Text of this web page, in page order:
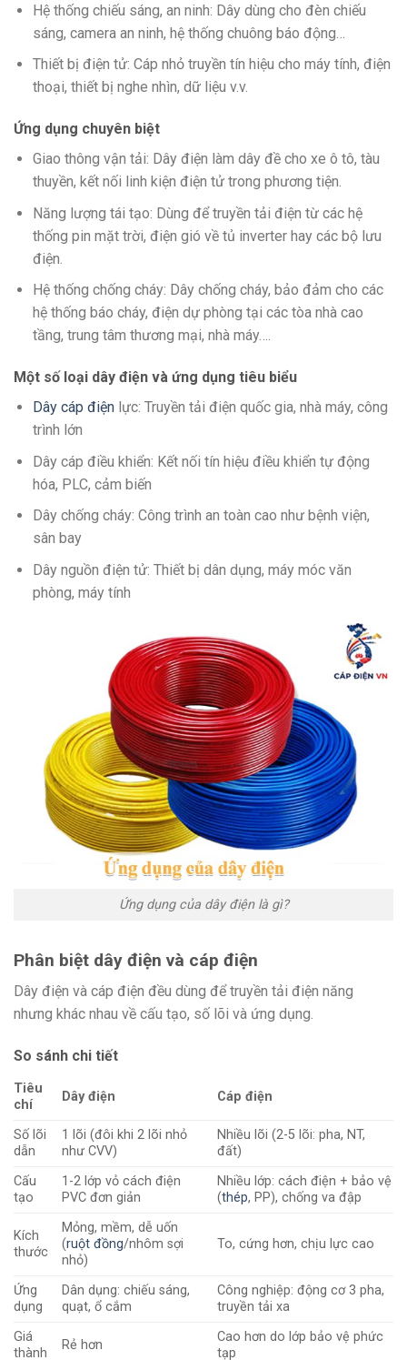
Hệ thống chiếu sáng, an ninh: Dây dùng cho đèn chiếu
sáng, camera an ninh, hệ thống chuông báo động…
Thiết bị điện tử: Cáp nhỏ truyền tín hiệu cho máy tính, điện
thoại, thiết bị nghe nhìn, dữ liệu v.v.
Ứng dụng chuyên biệt
Giao thông vận tải: Dây điện làm dây đề cho xe ô tô, tàu
thuyền, kết nối linh kiện điện tử trong phương tiện.
Năng lượng tái tạo: Dùng để truyền tải điện từ các hệ
thống pin mặt trời, điện gió về tủ inverter hay các bộ lưu
điện.
Hệ thống chống cháy: Dây chống cháy, bảo đảm cho các
hệ thống báo cháy, điện dự phòng tại các tòa nhà cao
tầng, trung tâm thương mại, nhà máy….
Một số loại dây điện và ứng dụng tiêu biểu
Dây cáp điệnlực: Truyền tải điện quốc gia, nhà máy, công
trình lớn
Dây cáp điều khiển: Kết nối tín hiệu điều khiển tự động
hóa, PLC, cảm biến
Dây chống cháy: Công trình an toàn cao như bệnh viện,
sân bay
Dây nguồn điện tử: Thiết bị dân dụng, máy móc văn
phòng, máy tính
Ứng dụng của dây điện là gì?
Phân biệt dây điện và cáp điện
Dây điện và cáp điện đều dùng để truyền tải điện năng
nhưng khác nhau về cấu tạo, số lõi và ứng dụng.
So sánh chi tiết
Tiêu
chí
Dây điện Cáp điện
Số lõi
dẫn
1 lõi (đôi khi 2 lõi nhỏ
như CVV)
Nhiều lõi (2-5 lõi: pha, NT,
đất) ​
Cấu
tạo
1-2 lớp vỏ cách điện
PVC đơn giản
Nhiều lớp: cách điện + bảo vệ
(thép, PP), chống va đập ​
Kích
thước
Mỏng, mềm, dễ uốn
(ruột đồng/nhôm sợi
nhỏ)
To, cứng hơn, chịu lực cao ​
Ứng
dụng
Dân dụng: chiếu sáng,
quạt, ổ cắm
Công nghiệp: động cơ 3 pha,
truyền tải xa ​
Giá
thành
Rẻ hơn
Cao hơn do lớp bảo vệ phức
tạp ​